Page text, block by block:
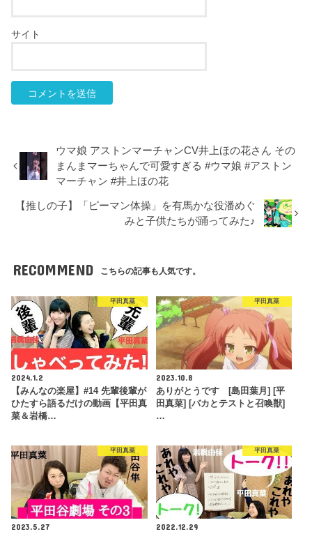
サイト
ウマ娘 アストンマーチャンCV井上ほの花さん その
まんまマーちゃんで可愛すぎる #ウマ娘 #アストン
マーチャン #井上ほの花
【推しの子】「ピーマン体操」を有馬かな役潘めぐ
みと子供たちが踊ってみた♪
RECOMMEND こちらの記事も人気です。
平田真菜
2024.1.2
【みんなの楽屋】#14 先輩後輩が
ひたすら語るだけの動画【平田真
菜＆岩橋…
平田真菜
2023.10.8
ありがとうです [島田葉月] [平
田真菜] [バカとテストと召喚獣]
…
平田真菜
2023.5.27
平田真菜
2022.12.29